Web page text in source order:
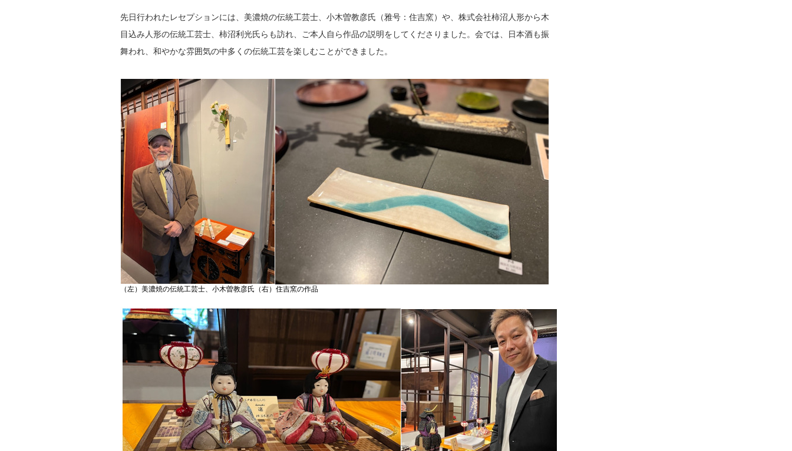
先日行われたレセプションには、美濃焼の伝統工芸士、小木曽教彦氏（雅号：住吉窯）や、株式会社柿沼人形から木
目込み人形の伝統工芸士、柿沼利光氏らも訪れ、ご本人自ら作品の説明をしてくださりました。会では、日本酒も振
舞われ、和やかな雰囲気の中多くの伝統工芸を楽しむことができました。
（左）美濃焼の伝統工芸士、小木曽教彦氏（右）住吉窯の作品